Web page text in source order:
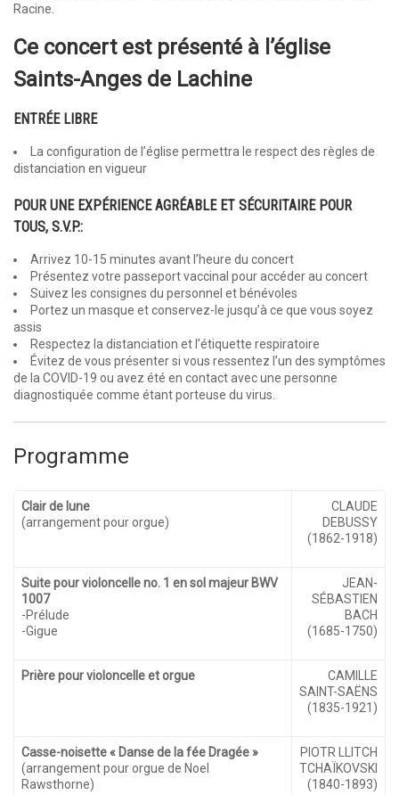
Racine.
Ce concert est présenté à l’église
Saints-Anges de Lachine
ENTRÉE LIBRE
La configuration de l’église permettra le respect des règles de
distanciation en vigueur
POUR UNE EXPÉRIENCE AGRÉABLE ET SÉCURITAIRE POUR
TOUS, S.V.P.:
Arrivez 10-15 minutes avant l’heure du concert
Présentez votre passeport vaccinal pour accéder au concert
Suivez les consignes du personnel et bénévoles
Portez un masque et conservez-le jusqu’à ce que vous soyez
assis
Respectez la distanciation et l’étiquette respiratoire
Évitez de vous présenter si vous ressentez l’un des symptômes
de la COVID-19 ou avez été en contact avec une personne
diagnostiquée comme étant porteuse du virus.
Programme
Clair de lune
(arrangement pour orgue)
CLAUDE
DEBUSSY
(1862-1918)
Suite pour violoncelle no. 1 en sol majeur BWV
1007
-Prélude
-Gigue
JEAN-
SÉBASTIEN
BACH
(1685-1750)
Prière pour violoncelle et orgue
CAMILLE
SAINT-SAËNS
(1835-1921)
Casse-noisette « Danse de la fée Dragée »
(arrangement pour orgue de Noel
Rawsthorne)
PIOTR LLITCH
TCHAÏKOVSKI
(1840-1893)